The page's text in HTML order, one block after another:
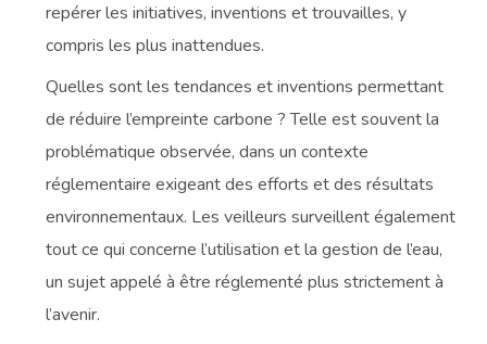
repérer les initiatives, inventions et trouvailles, y
compris les plus inattendues.
Quelles sont les tendances et inventions permettant
de réduire l’empreinte carbone ? Telle est souvent la
problématique observée, dans un contexte
réglementaire exigeant des efforts et des résultats
environnementaux. Les veilleurs surveillent également
tout ce qui concerne l’utilisation et la gestion de l’eau,
un sujet appelé à être réglementé plus strictement à
l’avenir.